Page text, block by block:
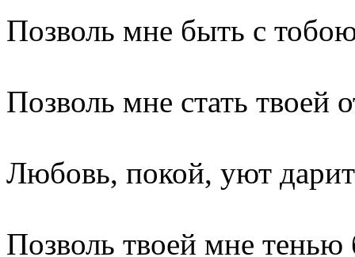
Позволь мне быть с
Позволь мне стать твоей
Любовь, покой, уют
Позволь твоей мне тенью